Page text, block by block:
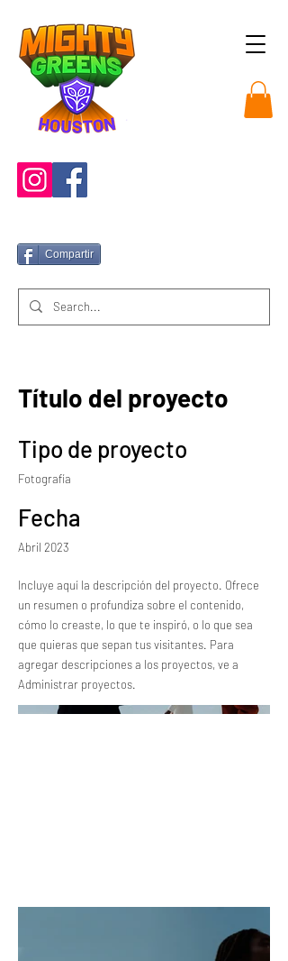
Compartir
Título del proyecto
Tipo de proyecto
Fotografía
Fecha
Abril 2023
Incluye aquí la descripción del proyecto. Ofrece
un resumen o profundiza sobre el contenido,
cómo lo creaste, lo que te inspiró, o lo que sea
que quieras que sepan tus visitantes. Para
agregar descripciones a los proyectos, ve a
Administrar proyectos.